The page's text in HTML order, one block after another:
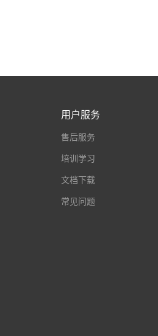
用户服务
售后服务
培训学习
文档下载
常见问题